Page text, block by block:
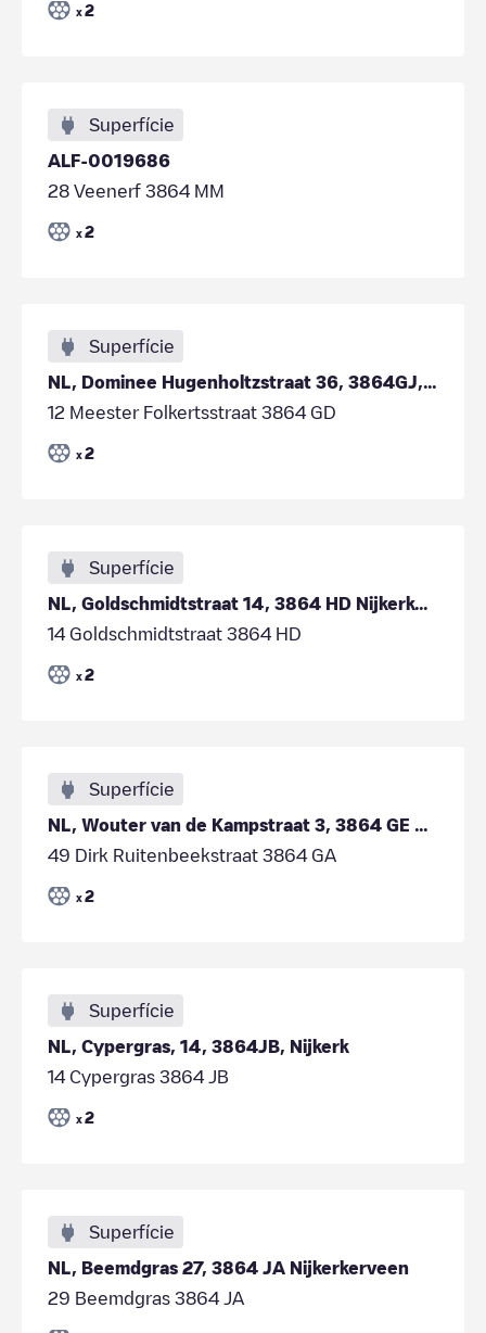
x 2
Superfície
ALF-0019686
28 Veenerf 3864 MM
x 2
Superfície
NL, Dominee Hugenholtzstraat 36, 3864GJ, Nijkerkerveen
12 Meester Folkertsstraat 3864 GD
x 2
Superfície
NL, Goldschmidtstraat 14, 3864 HD Nijkerkerveen
14 Goldschmidtstraat 3864 HD
x 2
Superfície
NL, Wouter van de Kampstraat 3, 3864 GE Nijkerkerveen
49 Dirk Ruitenbeekstraat 3864 GA
x 2
Superfície
NL, Cypergras, 14, 3864JB, Nijkerk
14 Cypergras 3864 JB
x 2
Superfície
NL, Beemdgras 27, 3864 JA Nijkerkerveen
29 Beemdgras 3864 JA